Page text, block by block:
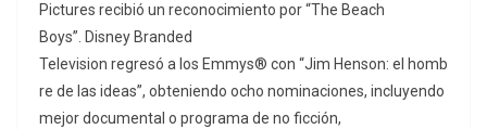
Pictures recibió un reconocimiento por “The Beach
Boys”. Disney Branded
Television regresó a los Emmys® con “Jim Henson: el homb
re de las ideas”, obteniendo ocho nominaciones, incluyendo
mejor documental o programa de no ficción,